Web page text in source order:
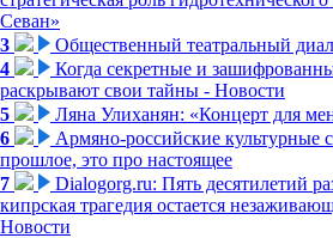
Севан»
3
Общественный театральный
4
Когда секретные и
раскрывают свои тайны - Новости
5
Ляна Улиханян: «Концерт для
6
Армяно-российские культурные
прошлое, это про настоящее
7
Dialogorg.ru: Пять десятилетий
кипрская трагедия остается
Новости